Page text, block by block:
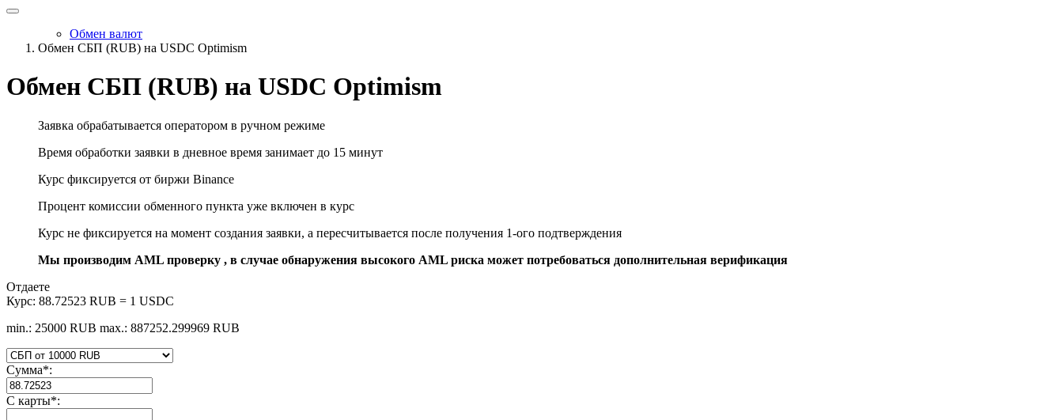
Обмен валют
Обмен СБП (RUB) на USDC Optimism
Обмен СБП (RUB) на USDC Optimism
Заявка обрабатывается оператором в ручном режиме
Время обработки заявки в дневное время занимает до 15 минут
Курс фиксируется от биржи Binance
Процент комиссии обменного пункта уже включен в курс
Курс не фиксируется на момент создания заявки, а пересчитывается после получения 1-ого подтверждения
Мы производим AML проверку , в случае обнаружения высокого AML риска может потребоваться дополнительная верификация
Отдаете
Курс: 88.72523 RUB = 1 USDC
min.: 25000 RUB max.: 887252.299969 RUB
Сумма*:
С карты*: